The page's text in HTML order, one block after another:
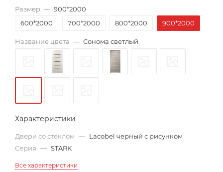
Размер — 900*2000
600*2000
700*2000 800*2000 900*2000
Название цвета — Сонома светлый
Характеристики
Двери со стеклом — Lacobel черный с рисунком
Серия — STARK
Все характеристики